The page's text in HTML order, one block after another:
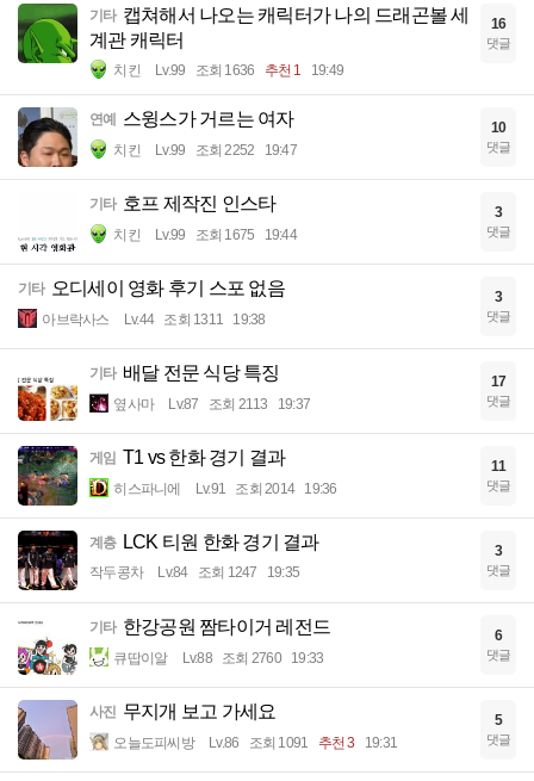
기타 캡쳐해서 나오는 캐릭터가 나의 드래곤볼 세
계관 캐릭터
치킨 Lv.99 조회 1636 추천 1 19:49
16
댓글
연예 스윙스가 거르는 여자
치킨 Lv.99 조회 2252 19:47
10
댓글
기타 호프 제작진 인스타
치킨 Lv.99 조회 1675 19:44
3
댓글
기타 오디세이 영화 후기 스포 없음
아브락사스 Lv.44 조회 1311 19:38
3
댓글
기타 배달 전문 식당 특징
옆사마 Lv.87 조회 2113 19:37
17
댓글
게임 T1 vs 한화 경기 결과
히스파니에 Lv.91 조회 2014 19:36
11
댓글
계층 LCK 티원 한화 경기 결과
작두콩차 Lv.84 조회 1247 19:35
3
댓글
기타 한강공원 짬타이거 레전드
큐땁이알 Lv.88 조회 2760 19:33
6
댓글
사진 무지개 보고 가세요
오늘도피씨방 Lv.86 조회 1091 추천 3 19:31
5
댓글